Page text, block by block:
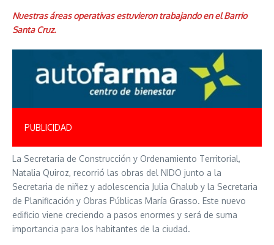
Nuestras áreas operativas estuvieron trabajando en el Barrio
Santa Cruz.
PUBLICIDAD
La Secretaria de Construcción y Ordenamiento Territorial,
Natalia Quiroz, recorrió las obras del NIDO junto a la
Secretaria de niñez y adolescencia Julia Chalub y la Secretaria
de Planificación y Obras Públicas María Grasso. Este nuevo
edificio viene creciendo a pasos enormes y será de suma
importancia para los habitantes de la ciudad.